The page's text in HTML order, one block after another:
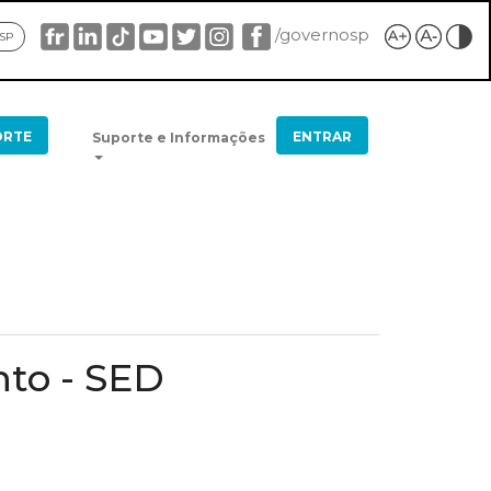
/governosp
Suporte e Informações ENTRAR
- SED